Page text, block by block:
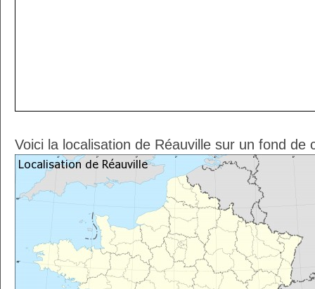
Voici la localisation de Réauville sur un fond de